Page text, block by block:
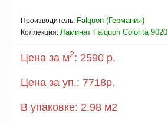
Производитель: Falquon (Германия)
Коллекция: Ламинат Falquon Colorita 9020
Цена за м2: 2590 р.
Цена за уп.: 7718р.
В упаковке: 2.98 м2